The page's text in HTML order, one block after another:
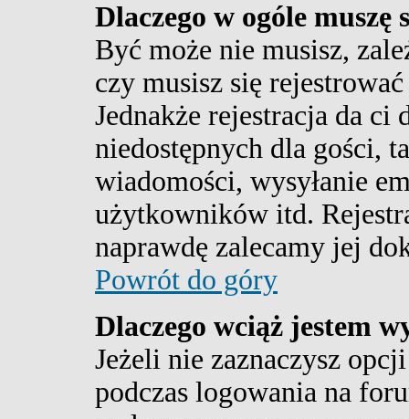
Dlaczego w ogóle muszę
Być może nie musisz,
czy musisz się
Jednakże rejestracja da
niedostępnych dla gości,
wiadomości, wysyłanie
użytkowników itd.
naprawdę zalecamy jej
Powrót do góry
Dlaczego wciąż jestem
Jeżeli nie zaznaczysz
podczas logowania na